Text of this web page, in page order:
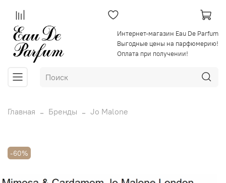
Интернет-магазин Eau De Parfum
Выгодные цены на парфюмерию!
Оплата при получении!
Главная Бренды Jo Malone
-60%